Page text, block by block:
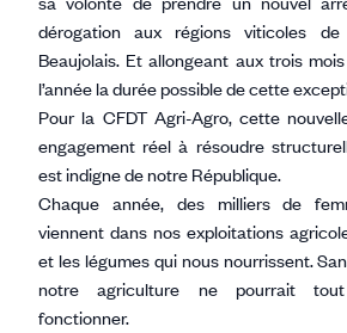
dérogation aux régions viticoles
Beaujolais. Et allongeant aux trois
l’année la durée possible de cette
Pour la CFDT Agri-Agro, cette
engagement réel à résoudre
est indigne de notre République.
Chaque année, des milliers de
viennent dans nos exploitations
et les légumes qui nous nourrissent.
notre agriculture ne pourrait
fonctionner.